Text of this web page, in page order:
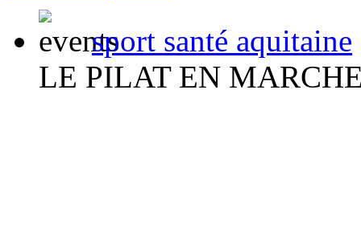
sport santé aquitaine
LE PILAT EN